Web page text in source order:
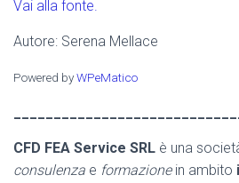
Vai alla fonte.
Autore: Serena Mellace
Powered byWPeMatico
CFD FEA Service SRL è una
consulenza e formazionein ambito